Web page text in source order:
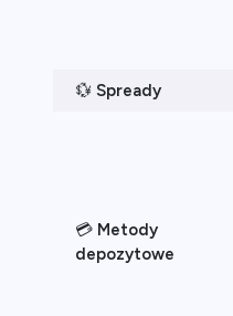
💱 Spready
💳 Metody
depozytowe